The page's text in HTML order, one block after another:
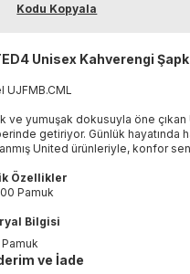
Kodu Kopyala
Unisex Kahverengi
UJFMB.CML
ve yumuşak dokusuyla öne
getiriyor. Günlük hayatında
United ürünleriyle, konfor
Özellikler
Pamuk
Bilgisi
ve İade